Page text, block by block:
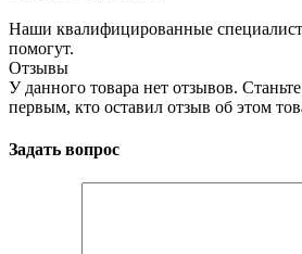
Наши квалифицированные
помогут.
Отзывы
У данного товара нет отзывов. Станьте
первым, кто оставил отзыв об этом
Задать вопрос